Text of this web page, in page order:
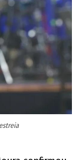
-- 50 anos